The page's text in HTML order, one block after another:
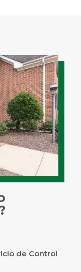
de Control